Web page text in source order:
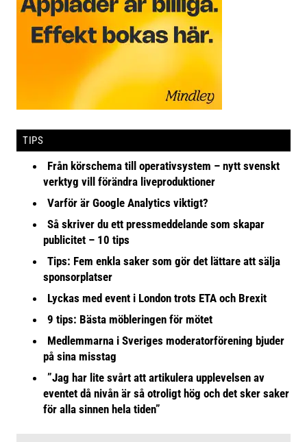
TIPS
Från körschema till operativsystem – nytt svenskt
verktyg vill förändra liveproduktioner
Varför är Google Analytics viktigt?
Så skriver du ett pressmeddelande som skapar
publicitet – 10 tips
Tips: Fem enkla saker som gör det lättare att sälja
sponsorplatser
Lyckas med event i London trots ETA och Brexit
9 tips: Bästa möbleringen för mötet
Medlemmarna i Sveriges moderatorförening bjuder
på sina misstag
”Jag har lite svårt att artikulera upplevelsen av
eventet då nivån är så otroligt hög och det sker saker
för alla sinnen hela tiden”